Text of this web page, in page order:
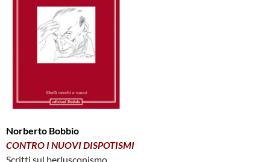
Norberto Bobbio
CONTRO I NUOVI DISPOTISMI
Scritti sul berlusconismo